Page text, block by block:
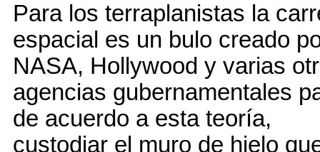
Para los terraplanistas la
espacial es un bulo creado
NASA, Hollywood y varias
agencias gubernamentales
de acuerdo a esta teoría,
custodiar el muro de hielo